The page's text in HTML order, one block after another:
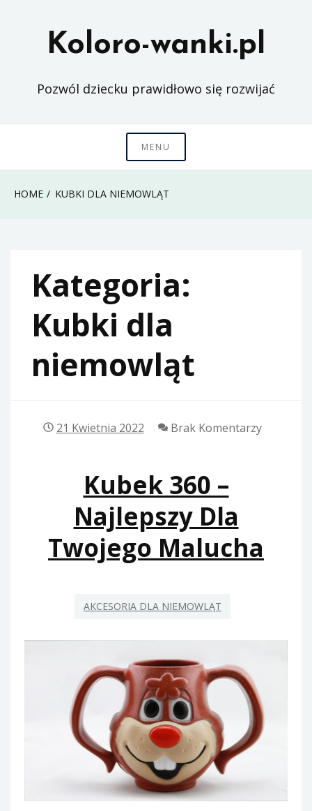
Koloro-wanki.pl
Pozwól dziecku prawidłowo się rozwijać
MENU
HOME KUBKI DLA NIEMOWLĄT
Kategoria:
Kubki dla
niemowląt
21 Kwietnia 2022 Brak Komentarzy
Kubek 360 –
Najlepszy Dla
Twojego Malucha
AKCESORIA DLA NIEMOWLĄT